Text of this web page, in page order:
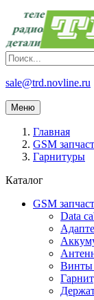
sale@trd.novline.ru
Меню
Главная
GSM
Гарнитуры
Каталог
GSM
Data
Винты